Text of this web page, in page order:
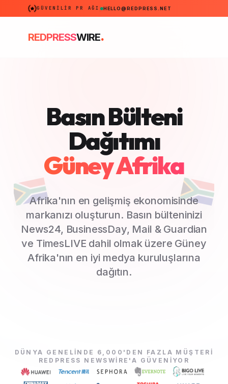
GÜVENILIR PR AĞI HELLO@REDPRESS.NET
REDPRESSWIRE.
Basın Bülteni
Dağıtımı
Güney Afrika
Afrika'nın en gelişmiş ekonomisinde
markanızı oluşturun. Basın bülteninizi
News24, BusinessDay, Mail & Guardian
ve TimesLIVE dahil olmak üzere Güney
Afrika'nın en iyi medya kuruluşlarına
dağıtın.
DÜNYA GENELINDE 6,000'DEN FAZLA MÜŞTERI
REDPRESS NEWSWIRE'A GÜVENIYOR